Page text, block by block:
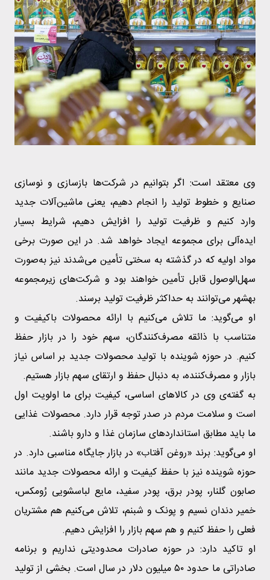
وی معتقد است: اگر بتوانیم در شرکت‌ها بازسازی و نوسازی
صنایع و خطوط تولید را انجام دهیم، یعنی ماشین‌آلات جدید
وارد کنیم و ظرفیت تولید را افزایش دهیم، شرایط بسیار
ایده‌آلی برای مجموعه ایجاد خواهد شد. در این صورت برخی
مواد اولیه که در گذشته به سختی تأمین می‌شدند نیز به‌صورت
سهل‌الوصول قابل تأمین خواهند بود و شرکت‌های زیرمجموعه
بهشهر می‌توانند به حداکثر ظرفیت تولید برسند.
او می‌گوید: ما تلاش می‌کنیم با ارائه محصولات باکیفیت و
متناسب با ذائقه مصرف‌کنندگان، سهم خود را در بازار حفظ
کنیم. در حوزه شوینده با تولید محصولات جدید بر اساس نیاز
بازار و مصرف‌کننده، به دنبال حفظ و ارتقای سهم بازار هستیم.
به گفته‌ی وی در کالاهای اساسی، کیفیت برای ما اولویت اول
است و سلامت مردم در صدر توجه قرار دارد. محصولات غذایی
ما باید مطابق استانداردهای سازمان غذا و دارو باشند.
او می‌گوید: برند «روغن آفتاب» در بازار جایگاه مناسبی دارد. در
حوزه شوینده نیز با حفظ کیفیت و ارائه محصولات جدید مانند
صابون گلنار، پودر برق، پودر سفید، مایع لباسشویی رُومکس،
خمیر دندان نسیم و پونک و شبنم، تلاش می‌کنیم هم مشتریان
فعلی را حفظ کنیم و هم سهم بازار را افزایش دهیم.
او تاکید دارد: در حوزه صادرات محدودیتی نداریم و برنامه
صادراتی ما حدود ۵۰ میلیون دلار در سال است. بخشی از تولید